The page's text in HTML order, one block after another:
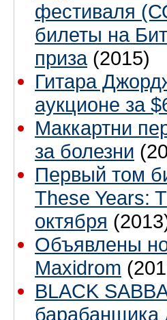
фестиваля
билеты на
приза (2015)
Гитара
аукционе за
Маккартни
за болезни
Первый том
These Years:
октября
Объявлены
Maxidrom
BLACK
барабанщика